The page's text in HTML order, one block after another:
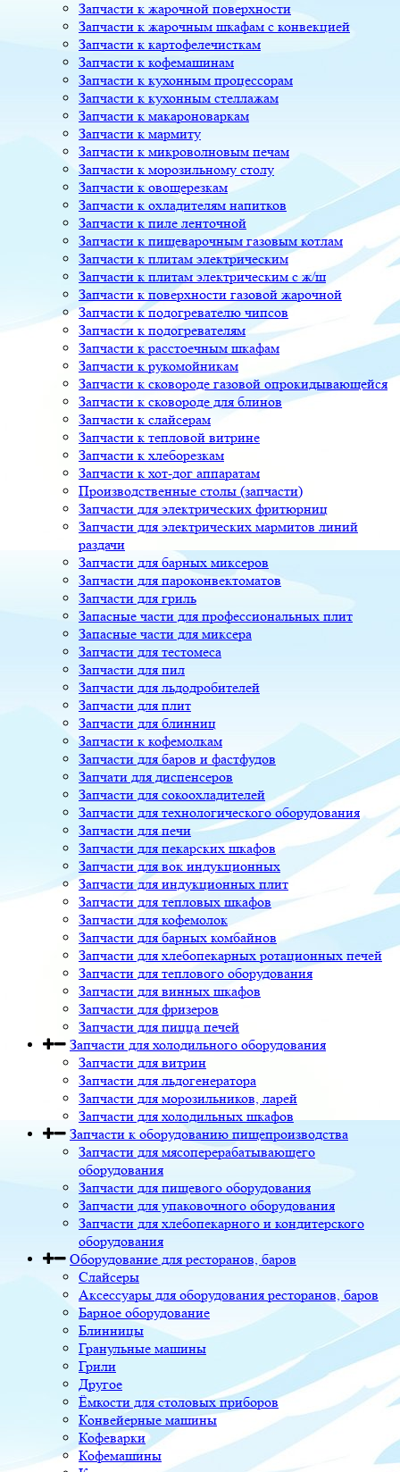
Запчасти к жарочной поверхности
Запчасти к жарочным шкафам с конвекцией
Запчасти к картофелечисткам
Запчасти к кофемашинам
Запчасти к кухонным процессорам
Запчасти к кухонным стеллажам
Запчасти к макароноваркам
Запчасти к мармиту
Запчасти к микроволновым печам
Запчасти к морозильному столу
Запчасти к овощерезкам
Запчасти к охладителям напитков
Запчасти к пиле ленточной
Запчасти к пищеварочным газовым котлам
Запчасти к плитам электрическим
Запчасти к плитам электрическим с ж/ш
Запчасти к поверхности газовой жарочной
Запчасти к подогревателю чипсов
Запчасти к подогревателям
Запчасти к расстоечным шкафам
Запчасти к рукомойникам
Запчасти к сковороде газовой опрокидывающейся
Запчасти к сковороде для блинов
Запчасти к слайсерам
Запчасти к тепловой витрине
Запчасти к хлеборезкам
Запчасти к хот-дог аппаратам
Производственные столы (запчасти)
Запчасти для электрических фритюрниц
Запчасти для электрических мармитов линий
раздачи
Запчасти для барных миксеров
Запчасти для пароконвектоматов
Запчасти для гриль
Запасные части для профессиональных плит
Запасные части для миксера
Запчасти для тестомеса
Запчасти для пил
Запчасти для льдодробителей
Запчасти для плит
Запчасти для блинниц
Запчасти к кофемолкам
Запчасти для баров и фастфудов
Запчати для диспенсеров
Запчасти для сокоохладителей
Запчасти для технологического оборудования
Запчасти для печи
Запчасти для пекарских шкафов
Запчасти для вок индукционных
Запчасти для индукционных плит
Запчасти для тепловых шкафов
Запчасти для кофемолок
Запчасти для барных комбайнов
Запчасти для хлебопекарных ротационных печей
Запчасти для теплового оборудования
Запчасти для винных шкафов
Запчасти для фризеров
Запчасти для пицца печей
Запчасти для холодильного оборудования
Запчасти для витрин
Запчасти для льдогенератора
Запчасти для морозильников, ларей
Запчасти для холодильных шкафов
Запчасти к оборудованию пищепроизводства
Запчасти для мясоперерабатывающего
оборудования
Запчасти для пищевого оборудования
Запчасти для упаковочного оборудования
Запчасти для хлебопекарного и кондитерского
оборудования
Оборудование для ресторанов, баров
Слайсеры
Аксессуары для оборудования ресторанов, баров
Барное оборудование
Блинницы
Гранульные машины
Грили
Другое
Ёмкости для столовых приборов
Конвейерные машины
Кофеварки
Кофемашины